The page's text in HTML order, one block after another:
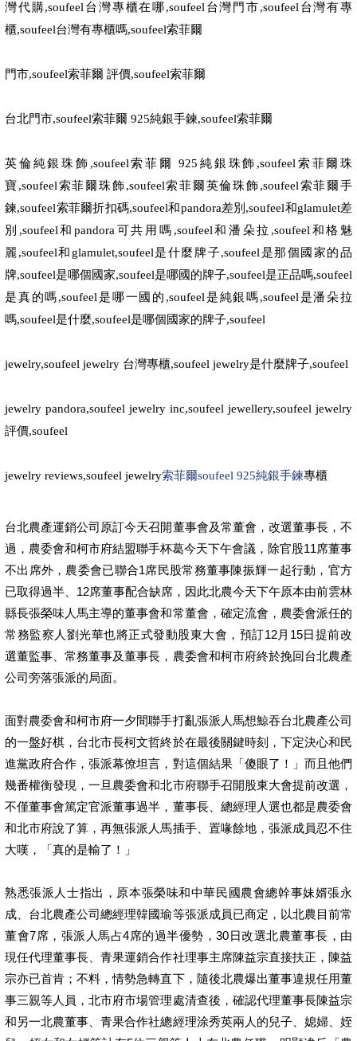
灣代購,soufeel 台灣專櫃在哪,soufeel 台灣門市,soufeel 台灣有專
櫃,soufeel台灣有專櫃嗎,soufeel索菲爾
門市,soufeel索菲爾 評價,soufeel索菲爾
台北門市,soufeel索菲爾 925純銀手鍊,soufeel索菲爾
英倫純銀珠飾 ,soufeel索菲爾 925 純銀珠飾 ,soufeel 索菲爾珠
寶,soufeel索菲爾珠飾,soufeel索菲爾英倫珠飾,soufeel索菲爾手
鍊,soufeel索菲爾折扣碼,soufeel和pandora差別 ,soufeel和glamulet差
別 ,soufeel和pandora 可共用嗎 ,soufeel和潘朵拉 ,soufeel 和格魅
麗 ,soufeel和 glamulet,soufeel是什麼牌子,soufeel是那個國家的品
牌,soufeel是哪個國家,soufeel是哪國的牌子,soufeel是正品嗎,soufeel
是真的嗎,soufeel是哪一國的 ,soufeel是純銀嗎,soufeel是潘朵拉
嗎,soufeel是什麼,soufeel是哪個國家的牌子,soufeel
jewelry,soufeel jewelry 台灣專櫃,soufeel jewelry是什麼牌子,soufeel
jewelry pandora,soufeel jewelry inc,soufeel jewellery,soufeel jewelry
評價,soufeel
jewelry reviews,soufeel jewelry索菲爾soufeel 925純銀手鍊專櫃
台北農產運銷公司原訂今天召開董事會及常董會，改選董事長，不
過，農委會和柯市府結盟聯手杯葛今天下午會議，除官股11席董事
不出席外，農委會已聯合1席民股常務董事陳振輝一起行動，官方
已取得過半、12席董事配合缺席，因此北農今天下午原本由前雲林
縣長張榮味人馬主導的董事會和常董會，確定流會，農委會派任的
常務監察人劉光華也將正式發動股東大會，預訂12月15日提前改
選董監事、常務董事及董事長，農委會和柯市府終於挽回台北農產
公司旁落張派的局面。
面對農委會和柯市府一夕間聯手打亂張派人馬想鯨吞台北農產公司
的一盤好棋，台北市長柯文哲終於在最後關鍵時刻，下定決心和民
進黨政府合作，張派幕僚坦言，對這個結果「傻眼了！」而且他們
幾番權衡發現，一旦農委會和北市府聯手召開股東大會提前改選，
不僅董事會篤定官派董事過半，董事長、總經理人選也都是農委會
和北市府說了算，再無張派人馬插手、置喙餘地，張派成員忍不住
大嘆，「真的是輸了！」
熟悉張派人士指出，原本張榮味和中華民國農會總幹事妹婿張永
成、台北農產公司總經理韓國瑜等張派成員已商定，以北農目前常
董會7席，張派人馬占4席的過半優勢，30日改選北農董事長，由
現任代理董事長、青果運銷合作社理事主席陳益宗直接扶正，陳益
宗亦已首肯；不料，情勢急轉直下，隨後北農爆出董事違規任用董
事三親等人員，北市府市場管理處清查後，確認代理董事長陳益宗
和另一北農董事、青果合作社總經理涂秀英兩人的兒子、媳婦、姪